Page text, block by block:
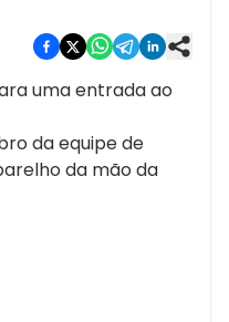
uma entrada ao
da equipe de
da mão da